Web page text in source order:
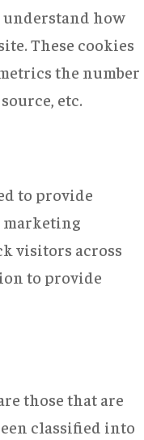
understand how
These cookies
the number
etc.
to provide
marketing
visitors across
to provide
those that are
classified into